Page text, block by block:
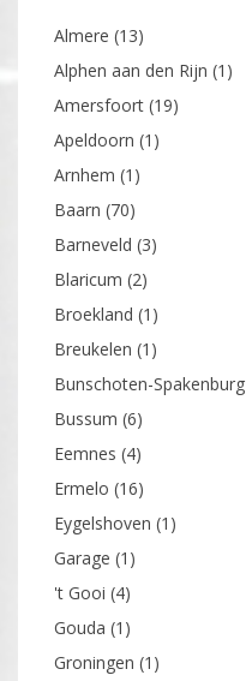
Almere (13)
Alphen aan den Rijn (1)
Amersfoort (19)
Apeldoorn (1)
Arnhem (1)
Baarn (70)
Barneveld (3)
Blaricum (2)
Broekland (1)
Breukelen (1)
Bunschoten-Spakenburg
Bussum (6)
Eemnes (4)
Ermelo (16)
Eygelshoven (1)
Garage (1)
't Gooi (4)
Gouda (1)
Groningen (1)